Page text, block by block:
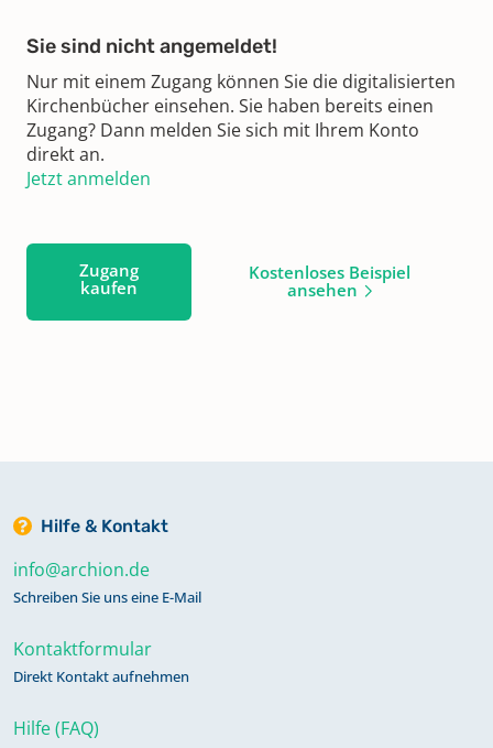
Sie sind nicht angemeldet!
Nur mit einem Zugang können Sie die digitalisierten
Kirchenbücher einsehen. Sie haben bereits einen
Zugang? Dann melden Sie sich mit Ihrem Konto
direkt an.
Jetzt anmelden
Zugang
kaufen
Kostenloses Beispiel
ansehen
Hilfe & Kontakt
info@archion.de
Schreiben Sie uns eine E-Mail
Kontaktformular
Direkt Kontakt aufnehmen
Hilfe (FAQ)